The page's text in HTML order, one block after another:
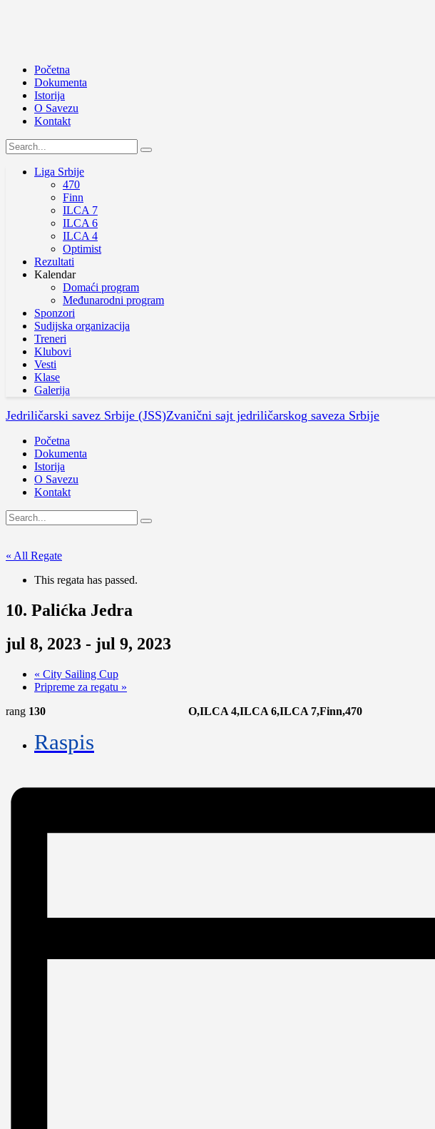
Početna
Dokumenta
Istorija
O Savezu
Kontakt
Liga Srbije
470
Finn
ILCA 7
ILCA 6
ILCA 4
Optimist
Rezultati
Kalendar
Domaći program
Međunarodni program
Sponzori
Sudijska organizacija
Treneri
Klubovi
Vesti
Klase
Galerija
Jedriličarski savez Srbije (JSS)Zvanični sajt jedriličarskog saveza Srbije
Početna
Dokumenta
Istorija
O Savezu
Kontakt
« All Regate
This regata has passed.
10. Palićka Jedra
jul 8, 2023 - jul 9, 2023
« City Sailing Cup
Pripreme za regatu »
rang 130 O,ILCA 4,ILCA 6,ILCA 7,Finn,470
Raspis